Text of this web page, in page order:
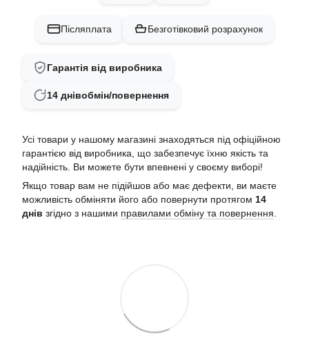
Післяплата Безготівковий розрахунок
Гарантія від виробника
14 днівобмін/повернення
Усі товари у нашому магазині знаходяться під офіційною
гарантією від виробника, що забезпечує їхню якість та
надійність. Ви можете бути впевнені у своєму виборі!
Якщо товар вам не підійшов або має дефекти, ви маєте
можливість обміняти його або повернути протягом 14
днів згідно з нашими правилами обміну та повернення